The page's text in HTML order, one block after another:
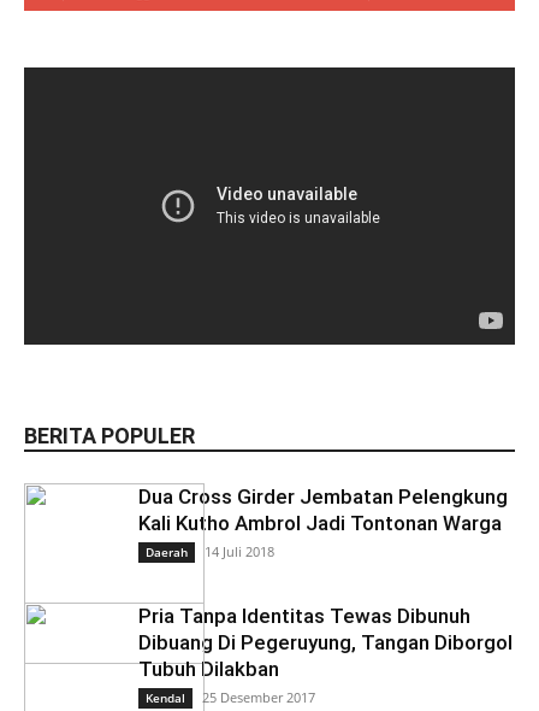
BERITA POPULER
Dua Cross Girder Jembatan Pelengkung
Kali Kutho Ambrol Jadi Tontonan Warga
Daerah 14 Juli 2018
Pria Tanpa Identitas Tewas Dibunuh
Dibuang Di Pegeruyung, Tangan Diborgol
Tubuh Dilakban
Kendal 25 Desember 2017